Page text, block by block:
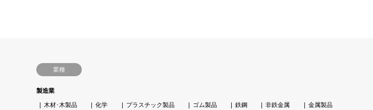
業種
製造業
木材･木製品
化学 プラスチック製品 ゴム製品 鉄鋼 非鉄金属 金属製品